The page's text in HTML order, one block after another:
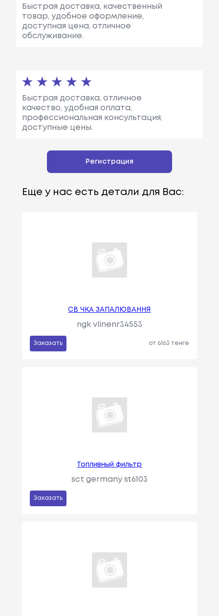
Быстрая доставка, качественный
товар, удобное оформление,
доступная цена, отличное
обслуживание.
Быстрая доставка, отличное
качество, удобная оплата,
профессиональная консультация,
доступные цены.
Регистрация
Еще у нас есть детали для Вас:
СВ ЧКА ЗАПАЛЮВАННЯ
ngk vlinenr34553
Заказать от 6163 тенге
Топливный фильтр
sct germany st6103
Заказать